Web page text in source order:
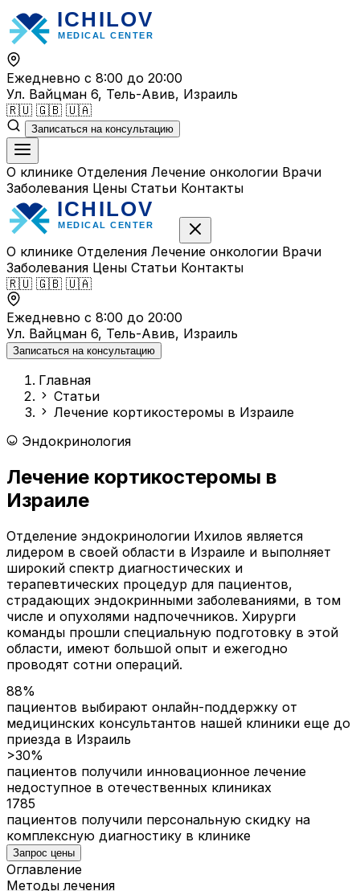
Перейти
к
содержимому
Ежедневно с 8:00 до 20:00
Ул. Вайцман 6, Тель-Авив, Израиль
🇷🇺 🇬🇧 🇺🇦
Записаться на консультацию
О клинике Отделения Лечение онкологии Врачи
Заболевания Цены Статьи Контакты
О клинике Отделения Лечение онкологии Врачи
Заболевания Цены Статьи Контакты
🇷🇺 🇬🇧 🇺🇦
Ежедневно с 8:00 до 20:00
Ул. Вайцман 6, Тель-Авив, Израиль
Записаться на консультацию
Главная
Статьи
Лечение кортикостеромы в Израиле
Эндокринология
Лечение кортикостеромы в
Израиле
Отделение эндокринологии Ихилов является
лидером в своей области в Израиле и выполняет
широкий спектр диагностических и
терапевтических процедур для пациентов,
страдающих эндокринными заболеваниями, в том
числе и опухолями надпочечников. Хирурги
команды прошли специальную подготовку в этой
области, имеют большой опыт и ежегодно
проводят сотни операций.
88%
пациентов выбирают онлайн-поддержку от
медицинских консультантов нашей клиники еще до
приезда в Израиль
>30%
пациентов получили инновационное лечение
недоступное в отечественных клиниках
1785
пациентов получили персональную скидку на
комплексную диагностику в клинике
Запрос цены
Оглавление
Методы лечения